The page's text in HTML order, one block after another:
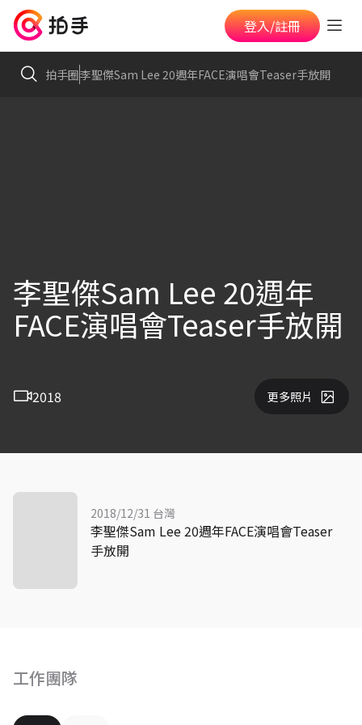
登入/註冊
拍手圈李聖傑Sam Lee 20週年FACE演唱會Teaser手放開
李聖傑Sam Lee 20週年
FACE演唱會Teaser手放開
2018 更多照片
工作團隊
2018/12/31 台灣
李聖傑Sam Lee 20週年FACE演唱會Teaser
手放開